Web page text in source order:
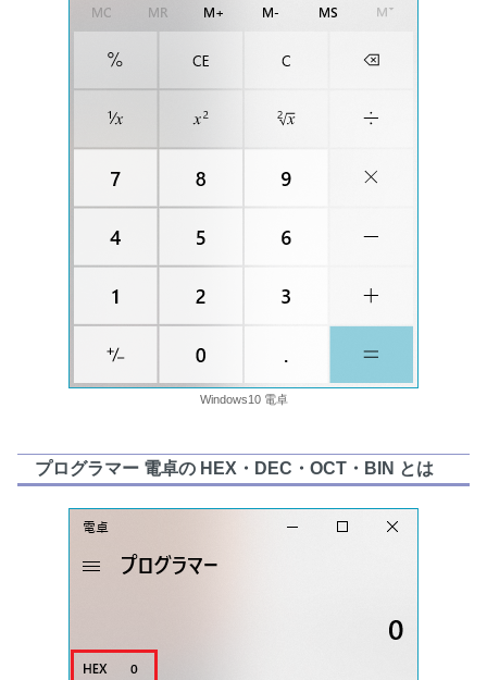
Windows10 電卓
プログラマー 電卓の HEX・DEC・OCT・BIN とは